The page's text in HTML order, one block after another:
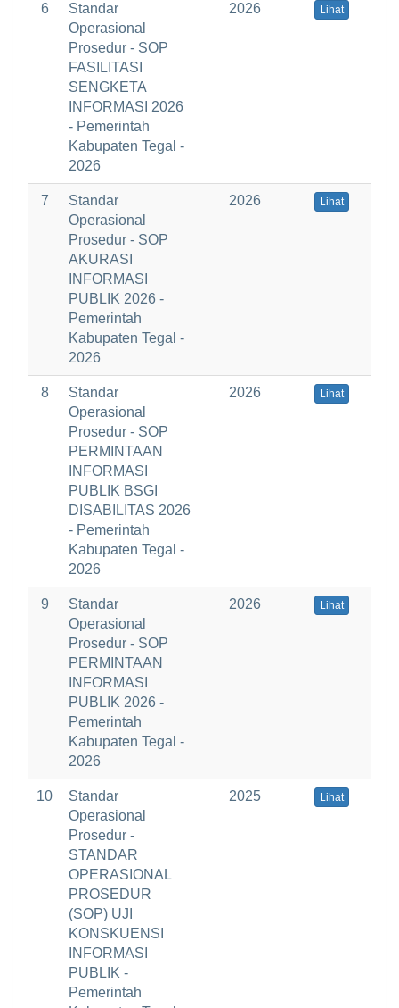
6
Standar
Operasional
Prosedur - SOP
FASILITASI
SENGKETA
INFORMASI 2026
- Pemerintah
Kabupaten Tegal -
2026
2026 Lihat
7
Standar
Operasional
Prosedur - SOP
AKURASI
INFORMASI
PUBLIK 2026 -
Pemerintah
Kabupaten Tegal -
2026
2026 Lihat
8
Standar
Operasional
Prosedur - SOP
PERMINTAAN
INFORMASI
PUBLIK BSGI
DISABILITAS 2026
- Pemerintah
Kabupaten Tegal -
2026
2026 Lihat
9
Standar
Operasional
Prosedur - SOP
PERMINTAAN
INFORMASI
PUBLIK 2026 -
Pemerintah
Kabupaten Tegal -
2026
2026 Lihat
10
Standar
Operasional
Prosedur -
STANDAR
OPERASIONAL
PROSEDUR
(SOP) UJI
KONSKUENSI
INFORMASI
PUBLIK -
Pemerintah
2025 Lihat